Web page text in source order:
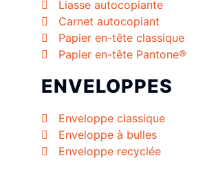
Liasse autocopiante
Carnet autocopiant
Papier en-tête classique
Papier en-tête Pantone®
ENVELOPPES
Enveloppe classique
Enveloppe à bulles
Enveloppe recyclée